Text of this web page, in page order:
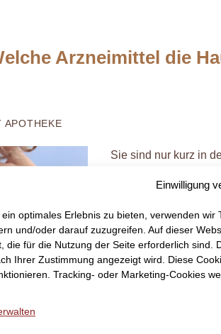
Einwilligung
optimales Erlebnis zu bieten, verwenden
und/oder darauf zuzugreifen. Auf dieser
die für die Nutzung der Seite erforderlich sind.
Ihrer Zustimmung angezeigt wird. Diese
Tracking- oder Marketing-Cookies
Arzneimittel die
APOTHEKE
Sie sind nur kurz in
Sonnenlicht
Sonneneinstrahlung
reagiert. Besonders